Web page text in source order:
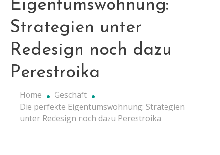
Eigentumswohnung:
Strategien unter
Redesign noch dazu
Perestroika
Home
Geschäft
Die perfekte Eigentumswohnung: Strategien
unter Redesign noch dazu Perestroika